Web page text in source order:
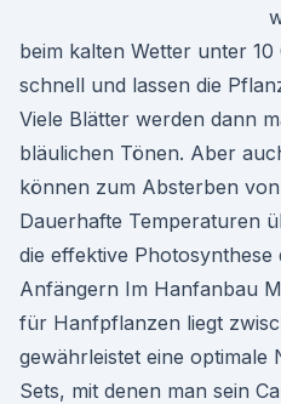
beim kalten Wetter unter
schnell und lassen die
Viele Blätter werden dann
bläulichen Tönen. Aber
können zum Absterben
Dauerhafte Temperaturen
die effektive Photosynthese
Anfängern Im Hanfanbau
für Hanfpflanzen liegt
gewährleistet eine optimale
Sets, mit denen man sein